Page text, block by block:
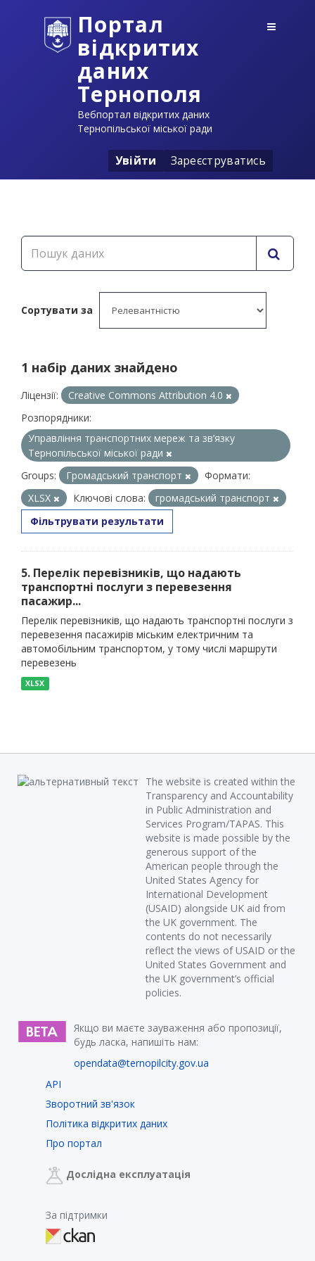
Портал
відкритих
даних
Тернополя
Вебпортал відкритих даних
Тернопільської міської ради
Увійти Зареєструватись
Сортувати за
1 набір даних знайдено
Ліцензії:
Creative Commons Attribution 4.0
Розпорядники:
Управління транспортних мереж та зв’язку
Тернопільської міської ради
Groups:
Громадський транспорт
Формати:
XLSX
Ключові слова:
громадський транспорт
Фільтрувати результати
5. Перелік перевізників, що надають
транспортні послуги з перевезення
пасажир...
Перелік перевізників, що надають транспортні послуги з
перевезення пасажирів міським електричним та
автомобільним транспортом, у тому числі маршрути
перевезень
XLSX
The website is created within the
Transparency and Accountability
in Public Administration and
Services Program/TAPAS. This
website is made possible by the
generous support of the
American people through the
United States Agency for
International Development
(USAID) alongside UK aid from
the UK government. The
contents do not necessarily
reflect the views of USAID or the
United States Government and
the UK government’s official
policies.
Якщо ви маєте зауваження або пропозиції,
будь ласка, напишіть нам:
opendata@ternopilcity.gov.ua
API
Зворотний зв'язок
Політика відкритих даних
Про портал
Дослідна експлуатація
За підтримки